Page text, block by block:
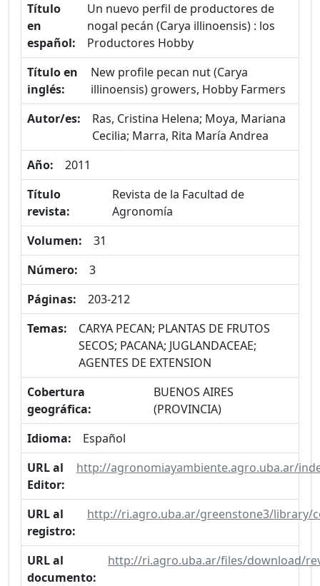
Título
en
español:
Un nuevo perfil de productores de
nogal pecán (Carya illinoensis) : los
Productores Hobby
Título en
inglés:
New profile pecan nut (Carya
illinoensis) growers, Hobby Farmers
Autor/es:
Ras, Cristina Helena; Moya, Mariana
Cecilia; Marra, Rita María Andrea
Año:
2011
Título
revista:
Revista de la Facultad de
Agronomía
Volumen:
31
Número:
3
Páginas:
203-212
Temas:
CARYA PECAN; PLANTAS DE FRUTOS
SECOS; PACANA; JUGLANDACEAE;
AGENTES DE EXTENSION
Cobertura
geográfica:
BUENOS AIRES
(PROVINCIA)
Idioma:
Español
URL al
Editor:
http://agronomiayambiente.agro.uba.ar/
URL al
registro:
http://ri.agro.uba.ar/greenstone3/library/
URL al
documento:
http://ri.agro.uba.ar/files/download/